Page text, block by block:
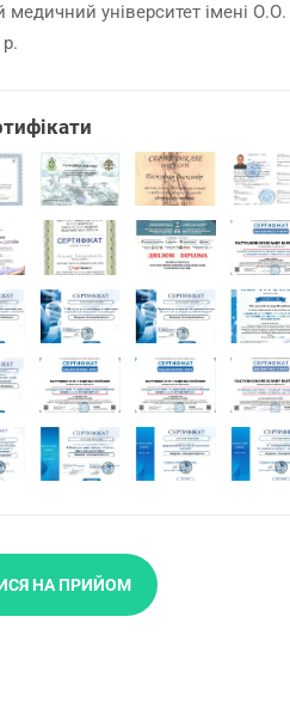
медичний університет імені
НА ПРИЙОМ